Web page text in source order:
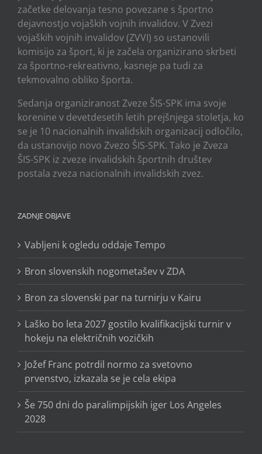
začetke delovanja tesno povezane s športno
dejavnostjo vojaških vojnih invalidov. V Zvezi
vojaških vojnih invalidov (ZVVI) so ustanovili
komisijo za šport, ki je začela organizirano skrbeti
za športno-rekreativno, kasneje pa tudi za
tekmovalno obliko športa.
Sedanja organiziranost Zveze ŠIS-SPK ima svoje
korenine v devetdesetih letih prejšnjega stoletja, ko
se je 10 nacionalnih invalidskih organizacij odločilo,
da ustanovijo novo Zvezo ŠIS-SPK. Tako je Zveza
ŠIS-SPK iz zveze invalidskih športnih društev
postala zveza nacionalnih invalidskih zvez.
ZADNJE OBJAVE
Vabljeni k ogledu oddaje Tempo
Bron slovenskih nogometašev v ZDA
Bron za slovenski par na turnirju v Kairu
Laško bo leta 2027 gostilo kvalifikacijski turnir v
hokeju na električnih vozičkih
Jožef Franc potrdil normo za svetovno
prvenstvo, izkazala se je cela ekipa
Še 750 dni do paralimpijskih iger Los Angeles
2028